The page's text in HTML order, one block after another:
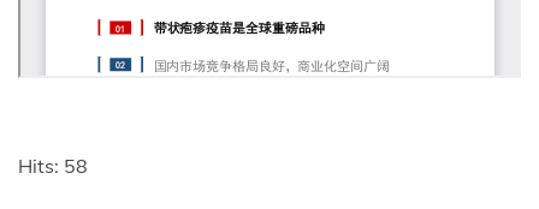
Hits: 58